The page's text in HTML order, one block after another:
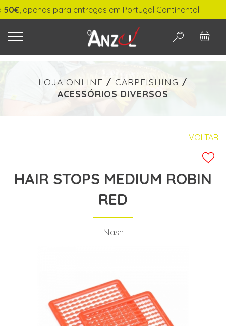
O QUE PROCURA?
-
PESQUISAR
, apenas para entregas em Portugal Continental.
LOJA ONLINE / CARPFISHING /
ACESSÓRIOS DIVERSOS
VOLTAR
HAIR STOPS MEDIUM ROBIN
RED
Nash